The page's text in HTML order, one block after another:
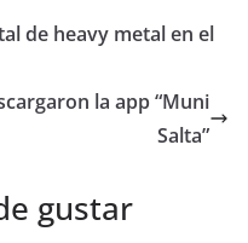
de heavy metal en el
la app “Muni
Salta”
gustar